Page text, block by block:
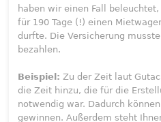
haben wir einen Fall
für 190 Tage (!) einen
durfte. Die Versicherung
bezahlen.
Beispiel: Zu der Zeit laut
die Zeit hinzu, die für die
notwendig war. Dadurch
gewinnen. Außerdem steht